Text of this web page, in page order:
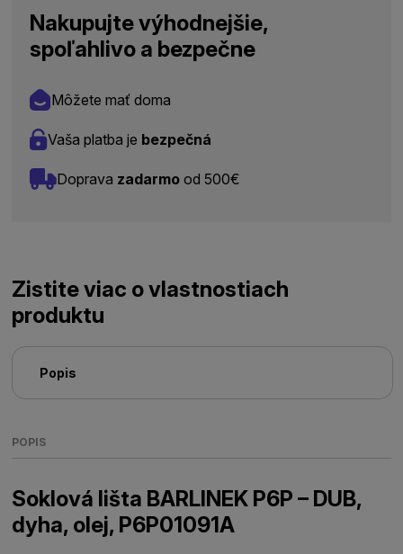
Nakupujte výhodnejšie,
spoľahlivo a bezpečne
Môžete mať doma
Vaša platba je bezpečná
Doprava zadarmo od 500€
Zistite viac o vlastnostiach
produktu
Popis
POPIS
Soklová lišta BARLINEK P6P – DUB,
dyha, olej, P6P01091A